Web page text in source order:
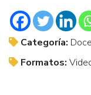
Categoría:
Formatos: